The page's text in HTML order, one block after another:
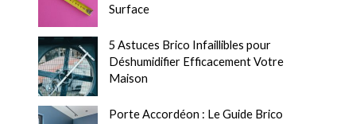
Surface
5 Astuces Brico Infaillibles pour
Déshumidifier Efficacement Votre
Maison
Porte Accordéon : Le Guide Brico